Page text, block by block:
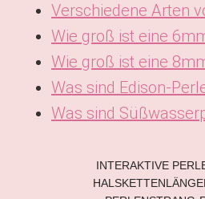
Verschiedene Arten
Wie groß ist eine
Wie groß ist eine
Was sind Edison-
Was sind
INTERAKTIVE